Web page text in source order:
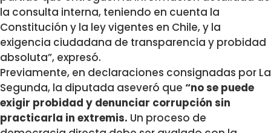
la consulta interna, teniendo en cuenta la
Constitución y la ley vigentes en Chile, y la
exigencia ciudadana de transparencia y probidad
absoluta”, expresó.
Previamente, en declaraciones consignadas por La
Segunda, la diputada aseveró que “no se puede
exigir probidad y denunciar corrupción sin
practicarla in extremis. Un proceso de